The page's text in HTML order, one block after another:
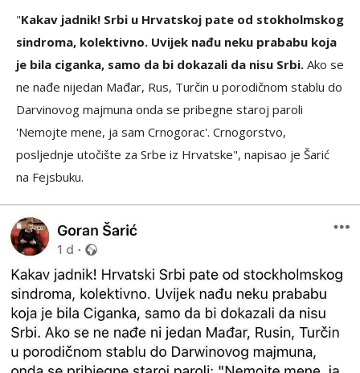
"Kakav jadnik! Srbi u Hrvatskoj pate od stokholmskog
sindroma, kolektivno. Uvijek nađu neku prababu koja
je bila ciganka, samo da bi dokazali da nisu Srbi. Ako se
ne nađe nijedan Mađar, Rus, Turčin u porodičnom stablu do
Darvinovog majmuna onda se pribegne staroj paroli
'Nemojte mene, ja sam Crnogorac'. Crnogorstvo,
posljednje utočište za Srbe iz Hrvatske", napisao je Šarić
na Fejsbuku.